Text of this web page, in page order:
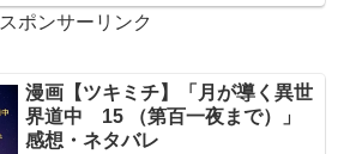
スポンサーリンク
漫画【ツキミチ】「月が導く異世
界道中 15 （第百一夜まで）」
感想・ネタバレ